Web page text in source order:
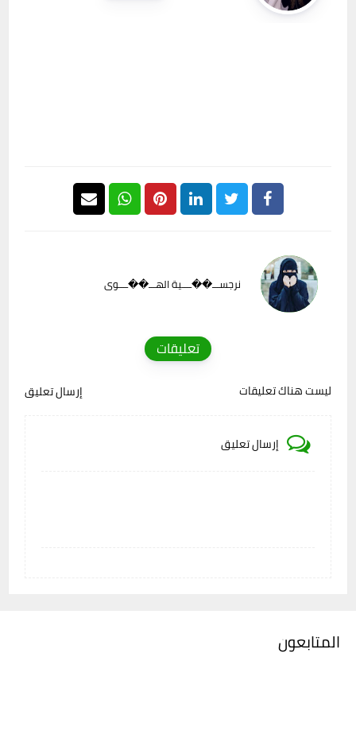
نرجســـ��ــــية الهـــ��ــــوى
تعليقات
ليست هناك تعليقات إرسال تعليق
إرسال تعليق
المتابعون